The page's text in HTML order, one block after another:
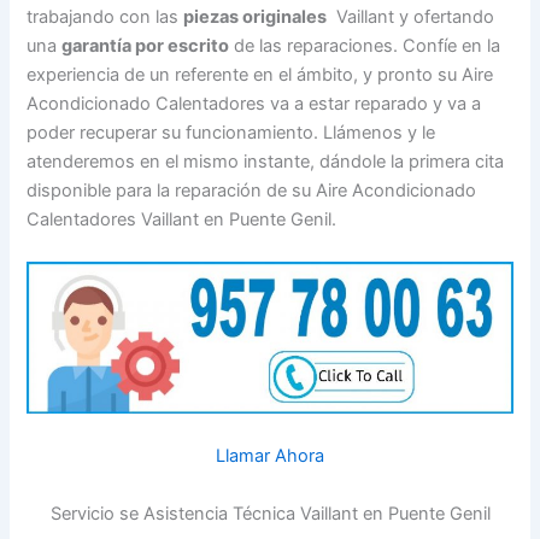
trabajando con las piezas originales Vaillant y ofertando
unagarantía por escrito de las reparaciones. Confíe en la
experiencia de un referente en el ámbito, y pronto su Aire
Acondicionado Calentadores va a estar reparado y va a
poder recuperar su funcionamiento. Llámenos y le
atenderemos en el mismo instante, dándole la primera cita
disponible para la reparación de su Aire Acondicionado
Calentadores Vaillant en Puente Genil.
Llamar Ahora
Servicio se Asistencia Técnica Vaillant en Puente Genil